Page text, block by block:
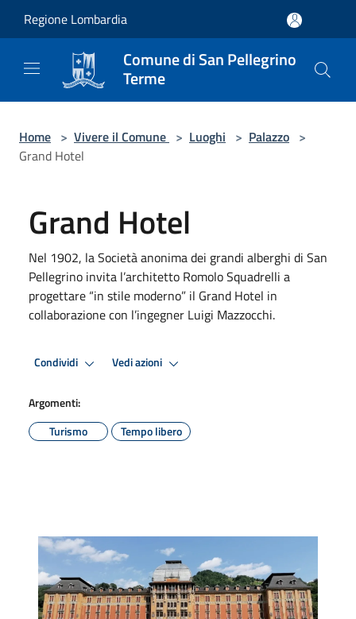
Regione Lombardia
Comune di San Pellegrino
Terme
Home > Vivere il Comune > Luoghi > Palazzo >
Grand Hotel
Grand Hotel
Nel 1902, la Società anonima dei grandi alberghi di San
Pellegrino invita l’architetto Romolo Squadrelli a
progettare “in stile moderno” il Grand Hotel in
collaborazione con l’ingegner Luigi Mazzocchi.
Condividi Vedi azioni
Argomenti:
Turismo
Tempo libero